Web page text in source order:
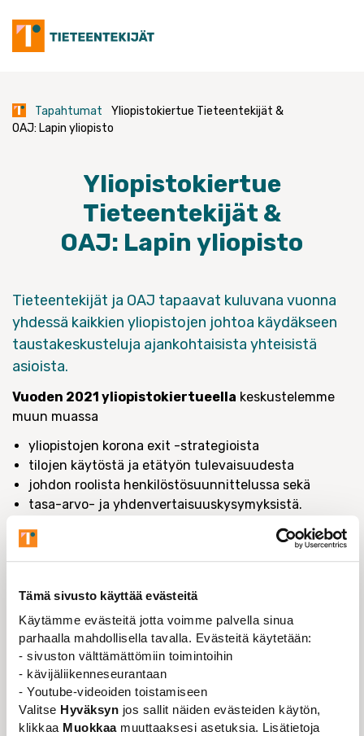
Tämä sivusto käyttää evästeitä
Käytämme evästeitä jotta voimme palvella sinua
parhaalla mahdollisella tavalla. Evästeitä käytetään:
- sivuston välttämättömiin toimintoihin
- kävijäliikenneseurantaan
- Youtube-videoiden toistamiseen
Valitse Hyväksyn jos sallit näiden evästeiden käytön,
klikkaa Muokkaamuuttaaksesi asetuksia. Lisätietoja
content
Tapahtumat
Yliopistokiertue Tieteentekijät &
OAJ: Lapin yliopisto
Yliopistokiertue
Tieteentekijät &
OAJ: Lapin yliopisto
Tieteentekijät ja OAJ tapaavat kuluvana vuonna
yhdessä kaikkien yliopistojen johtoa käydäkseen
taustakeskusteluja ajankohtaisista yhteisistä
asioista.
Vuoden 2021 yliopistokiertueella keskustelemme
muun muassa
yliopistojen korona exit -strategioista
tilojen käytöstä ja etätyön tulevaisuudesta
johdon roolista henkilöstösuunnittelussa sekä
tasa-arvo- ja yhdenvertaisuuskysymyksistä.
TAPAHTUMAN TIEDOT
TAPAHTUMA-AIKA
07.10.2021
TAPAHTUMAN JÄRJESTÄÄ
Tieteentekijät